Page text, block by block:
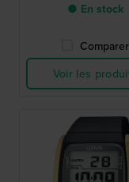
● En stock
Comparer
Voir les